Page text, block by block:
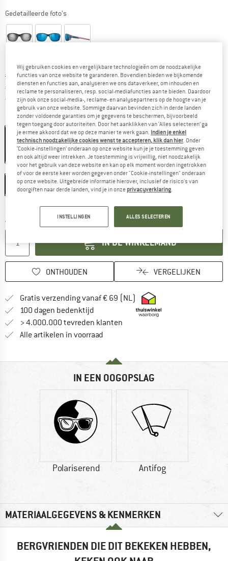
Gedetailleerde foto's
Oorspronkelijke prijs :
€ 124,95
Prijs:
€ 99,96 incl. BTW
Gratis verzending(NL)Nederland. Informatie over de
Kleur:Black / Blue / Orange / Smoke Grey
-20%
Maat:M
M
Levertijd: 3-5 werkdagenDe link wordt geopend in een infovak en bevat
Aantal:
IN DE WINKELMAND
ONTHOUDEN VERGELIJKEN
Gratis verzending vanaf € 69 (NL) Vind hier de
100 dagen bedenktijd Vind de betalingsinformatie hier!
> 4.000.000 tevreden klanten
Alle artikelen in voorraad
IN EEN OOGOPSLAG
Polariserend Antifog
MATERIAALGEGEVENS & KENMERKEN
BERGVRIENDEN DIE DIT BEKEKEN HEBBEN,
Wij gebruiken cookies en vergelijkbare technologieën om de noodzakelijke
functies van onze website te garanderen. Bovendien bieden we bijkomende
diensten en functies aan, analyseren we ons dataverkeer, om inhouden en
reclame te personaliseren, resp. social-mediafuncties aan te bieden. Daardoor
zijn ook onze social-media-, reclame- en analysepartners op de hoogte van je
gebruik van onze website. Sommige daarvan bevinden zich in derde landen
zonder voldoende garanties om je gegevens te beschermen, bijvoorbeeld
tegen toegang door autoriteiten. Door het aanklikken van ‘Alles selecteren’ ga
je ermee akkoord dat we op deze manier te werk gaan. Indien je enkel
technisch noodzakelijke cookies wenst te accepteren, klik dan hier. Onder
‘Cookie-instellingen’ onderaan op onze website kun je je toestemming geven
en ook altijd weer intrekken. Je toestemming is vrijwillig, niet noodzakelijk
voor het gebruik van deze website en kan op elk moment worden ingetrokken
of voor de eerste keer worden gegeven onder "Cookie-instellingen" onderaan
op onze website. Uitgebreide informatie hierover, inclusief de risico's van
doorgiften naar derde landen, vind je in onze privacyverklaring.
INSTELLINGEN ALLES SELECTEREN